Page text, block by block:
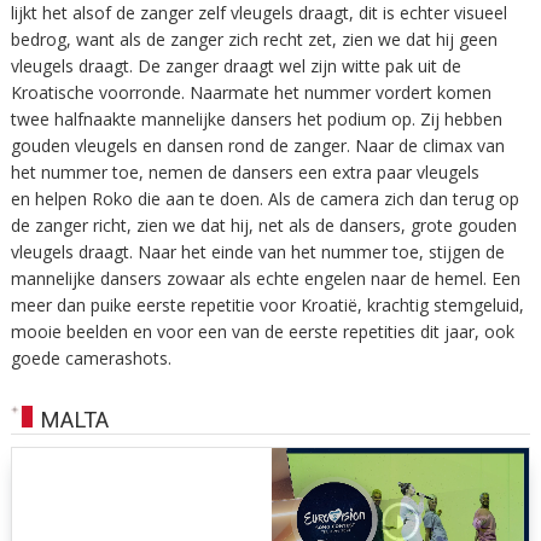
lijkt het alsof de zanger zelf vleugels draagt, dit is echter visueel
bedrog, want als de zanger zich recht zet, zien we dat hij geen
vleugels draagt. De zanger draagt wel zijn witte pak uit de
Kroatische voorronde. Naarmate het nummer vordert komen
twee halfnaakte mannelijke dansers het podium op. Zij hebben
gouden vleugels en dansen rond de zanger. Naar de climax van
het nummer toe, nemen de dansers een extra paar vleugels
en helpen Roko die aan te doen. Als de camera zich dan terug op
de zanger richt, zien we dat hij, net als de dansers, grote gouden
vleugels draagt. Naar het einde van het nummer toe, stijgen de
mannelijke dansers zowaar als echte engelen naar de hemel. Een
meer dan puike eerste repetitie voor Kroatië, krachtig stemgeluid,
mooie beelden en voor een van de eerste repetities dit jaar, ook
goede camerashots.
MALTA